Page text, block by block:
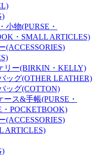
小物(PURSE・
・SMALL ARTICLES)
(ACCESSORIES)
リー(BIRKIN・KELLY)
ッグ(OTHER LEATHER)
ッグ(COTTON)
ス&手帳(PURSE・
・POCKETBOOK)
(ACCESSORIES)
ARTICLES)